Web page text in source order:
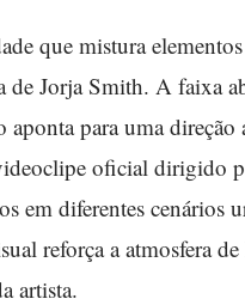
que mistura
de Jorja Smith. A faixa
para uma direção
oficial dirigido
em diferentes cenários
reforça a atmosfera
artista.